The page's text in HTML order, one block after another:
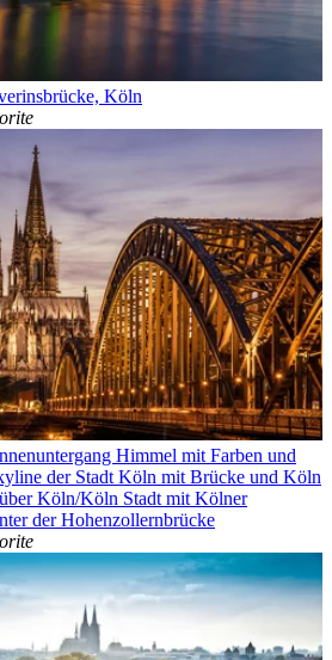
Köln
Himmel mit Farben und
der Stadt Köln mit Brücke und Köln
Köln/Köln Stadt mit Kölner
der Hohenzollernbrücke